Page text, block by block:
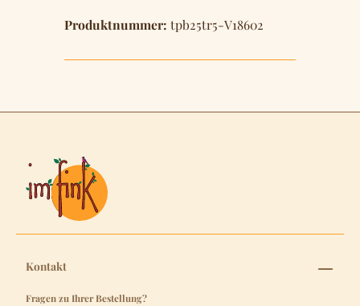
Produktnummer: tpb25tr5-V18602
Kontakt
Fragen zu Ihrer Bestellung?